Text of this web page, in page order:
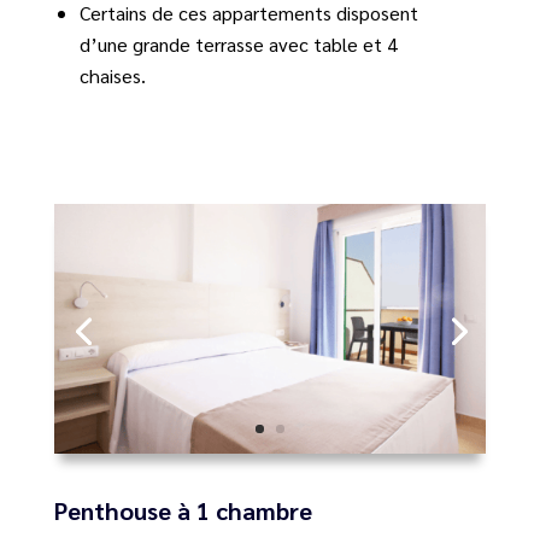
Certains de ces appartements disposent
d’une grande terrasse avec table et 4
chaises.
Penthouse à 1 chambre